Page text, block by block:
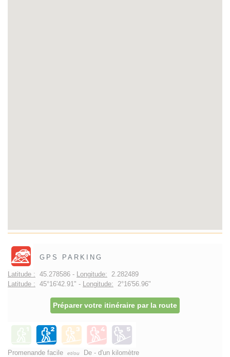
GPS PARKING
Latitude : 45.278586 - Longitude: 2.282489
Latitude : 45°16'42.91" - Longitude: 2°16'56.96"
Préparer votre itinéraire par la route
Promenande facile et/ou De - d'un kilomètre